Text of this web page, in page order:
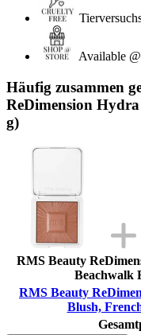
Available
Häufig zusammen
ReDimension
g)
RMS Beauty
Beachwalk
RMS Beauty
Blush,